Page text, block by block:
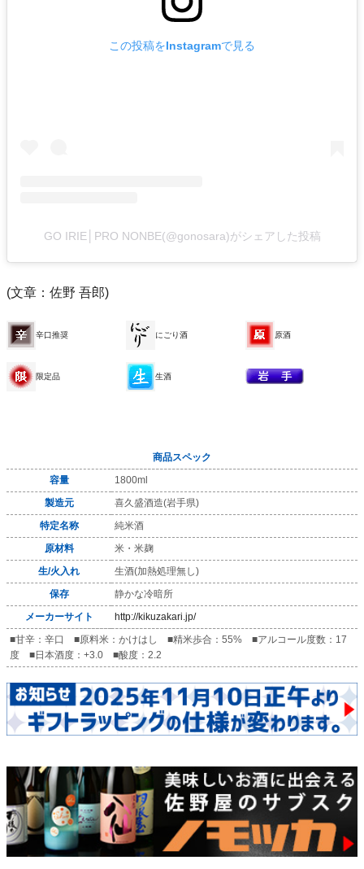
この投稿をInstagramで見る
GO IRIE│PRO NONBE(@gonosara)がシェアした投稿
(文章：佐野 吾郎)
辛口推奨 にごり酒 原酒
限定品 生酒
商品スペック
容量
1800ml
製造元
喜久盛酒造(岩手県)
特定名称
純米酒
原材料
米・米麹
生/火入れ
生酒(加熱処理無し)
保存
静かな冷暗所
メーカーサイト
http://kikuzakari.jp/
■甘辛：辛口 ■原料米：かけはし ■精米歩合：55% ■アルコール度数：17
度 ■日本酒度：+3.0 ■酸度：2.2